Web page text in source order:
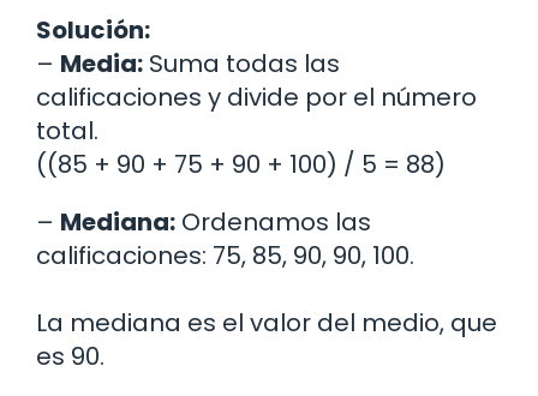
Solución:
– Media: Suma todas las
calificaciones y divide por el número
total.
((85 + 90 + 75 + 90 + 100) / 5 = 88)
– Mediana: Ordenamos las
calificaciones: 75, 85, 90, 90, 100.
La mediana es el valor del medio, que
es 90.